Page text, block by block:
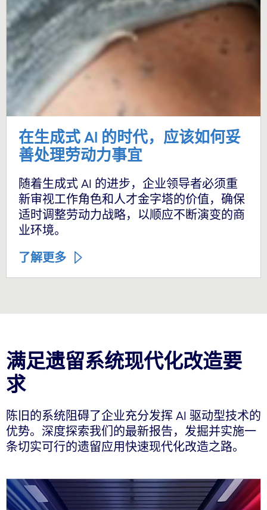
在生成式 AI 的时代，应该如何妥
善处理劳动力事宜
随着生成式 AI 的进步，企业领导者必须重
新审视工作角色和人才金字塔的价值，确保
适时调整劳动力战略，以顺应不断演变的商
业环境。
了解更多
满足遗留系统现代化改造要
求
陈旧的系统阻碍了企业充分发挥 AI 驱动型技术的
优势。深度探索我们的最新报告，发掘并实施一
条切实可行的遗留应用快速现代化改造之路。